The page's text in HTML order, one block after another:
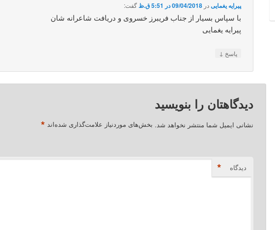
پيرايه يغمايىدر09/04/2018 در 5:51 ق.ظ گفت:
با سپاس بسیار از جناب فریبرز خسروى و دریافت شاعرانه شان
پیرایه یغمایى
پاسخ ↓
دیدگاهتان را بنویسید
نشانی ایمیل شما منتشر نخواهد شد. بخش‌های موردنیاز علامت‌گذاری شده‌اند *
دیدگاه *